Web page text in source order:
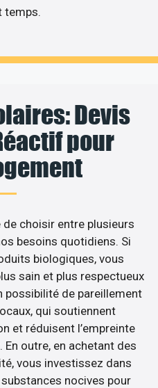
temps.
Devis
pour
choisir entre plusieurs
besoins quotidiens. Si
biologiques, vous
sain et plus respectueux
possibilité de pareillement
qui soutiennent
et réduisent l’empreinte
outre, en achetant des
vous investissez dans
nocives pour